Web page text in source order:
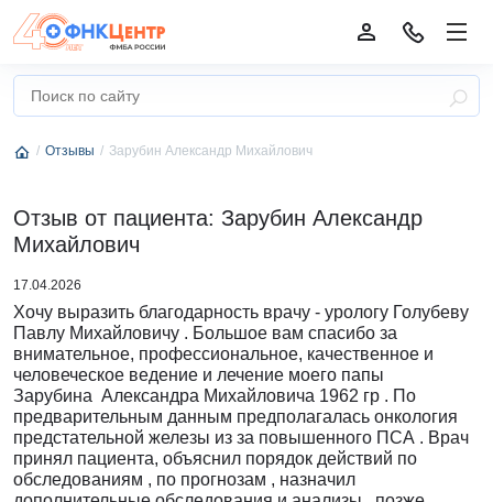
Отзывы Зарубин Александр Михайлович
Отзыв от пациента: Зарубин Александр
Михайлович
17.04.2026
Хочу выразить благодарность врачу - урологу Голубеву
Павлу Михайловичу . Большое вам спасибо за
внимательное, профессиональное, качественное и
человеческое ведение и лечение моего папы
Зарубина Александра Михайловича 1962 гр . По
предварительным данным предполагалась онкология
предстательной железы из за повышенного ПСА . Врач
принял пациента, объяснил порядок действий по
обследованиям , по прогнозам , назначил